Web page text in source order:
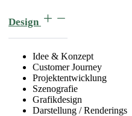
Design
Idee & Konzept
Customer Journey
Projektentwicklung
Szenografie
Grafikdesign
Darstellung / Renderings